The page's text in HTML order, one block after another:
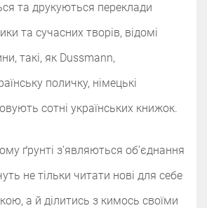
та друкуються переклади
та сучасних творів, відомі
такі, як Dussmann,
поличку, німецькі
сотні українських книжок.
ґрунті зʼявляються обʼєднання
не тільки читати нові для себе
а й ділитись з кимось своїми